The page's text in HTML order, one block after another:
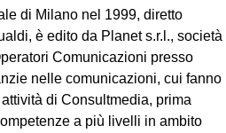
di Milano nel 1999, diretto
è edito da Planet s.r.l., società
Comunicazioni presso
nelle comunicazioni, cui fanno
di Consultmedia, prima
a più livelli in ambito